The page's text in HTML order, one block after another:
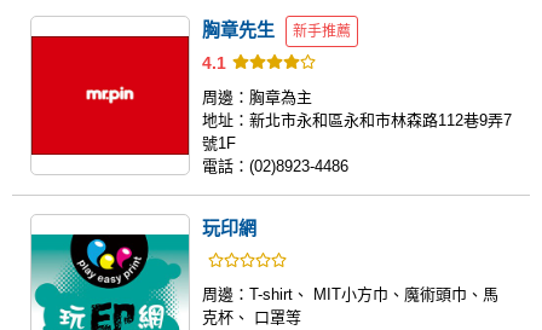
胸章先生 新手推薦
4.1
周邊： 胸章為主
地址： 新北市永和區永和市林森路112巷9弄7
號1F
電話： (02)8923-4486
玩印網
周邊： T-shirt、 MIT小方巾、魔術頭巾、馬
克杯、 口罩等